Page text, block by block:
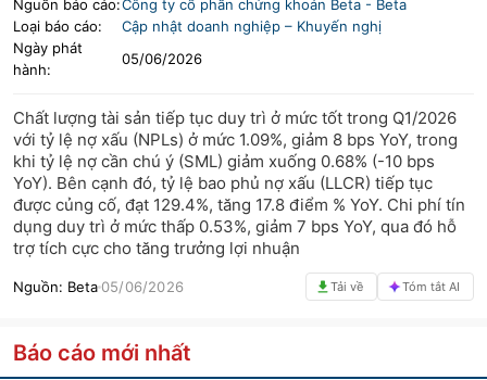
LIFESTYLE HỘI NGHỊ HỘI THẢO
GÓC NHÌN CHUYÊN GIA WATCH LIST
EMAGAZINE CAFEF LISTS
Nguồn báo cáo:Công ty cổ phần chứng khoán Beta - Beta
Loại báo cáo:
Cập nhật doanh nghiệp – Khuyến nghị
Ngày phát
hành:
05/06/2026
Chất lượng tài sản tiếp tục duy trì ở mức tốt trong Q1/2026
với tỷ lệ nợ xấu (NPLs) ở mức 1.09%, giảm 8 bps YoY, trong
khi tỷ lệ nợ cần chú ý (SML) giảm xuống 0.68% (-10 bps
YoY). Bên cạnh đó, tỷ lệ bao phủ nợ xấu (LLCR) tiếp tục
được củng cố, đạt 129.4%, tăng 17.8 điểm % YoY. Chi phí tín
dụng duy trì ở mức thấp 0.53%, giảm 7 bps YoY, qua đó hỗ
trợ tích cực cho tăng trưởng lợi nhuận
Nguồn: Beta 05/06/2026 Tải về Tóm tắt AI
Báo cáo mới nhất